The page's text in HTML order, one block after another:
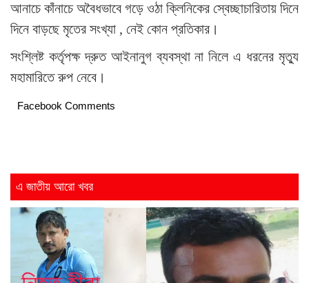
আনাচে কাঁনাচে অবৈধভাবে গড়ে ওঠা ক্লিনিকের স্বেচ্ছাচারিতায় দিনে
দিনে বাড়ছে মৃতের সংখ্যা , নেই কোন প্রতিকার।
সংশ্লিষ্ট কর্তৃপক্ষ দ্রুত আইনানুগ ব্যবস্থা না নিলে এ ধরনের মৃত্যু
মহামারিতে রুপ নেবে।
Facebook Comments
এ জাতীয় আরো খবর